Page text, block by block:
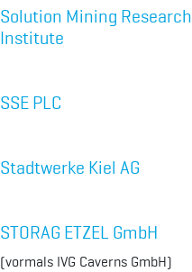
Solution Mining Research
Institute
SSE PLC
Stadtwerke Kiel AG
STORAG ETZEL GmbH
(vormals IVG Caverns GmbH)